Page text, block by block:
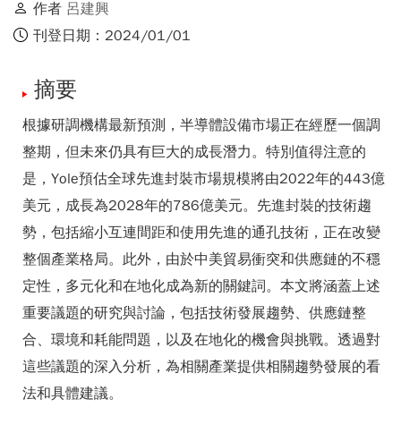
作者 呂建興
刊登日期：2024/01/01
摘要
根據研調機構最新預測，半導體設備市場正在經歷一個調
整期，但未來仍具有巨大的成長潛力。特別值得注意的
是，Yole預估全球先進封裝市場規模將由2022年的443億
美元，成長為2028年的786億美元。先進封裝的技術趨
勢，包括縮小互連間距和使用先進的通孔技術，正在改變
整個產業格局。此外，由於中美貿易衝突和供應鏈的不穩
定性，多元化和在地化成為新的關鍵詞。本文將涵蓋上述
重要議題的研究與討論，包括技術發展趨勢、供應鏈整
合、環境和耗能問題，以及在地化的機會與挑戰。透過對
這些議題的深入分析，為相關產業提供相關趨勢發展的看
法和具體建議。